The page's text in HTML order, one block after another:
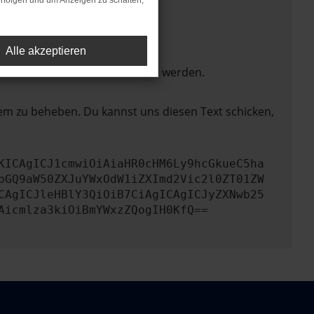
nicht mehr unterstützt werden.
zu beheben. Du kannst uns diesen Text schicken,
Alle akzeptieren